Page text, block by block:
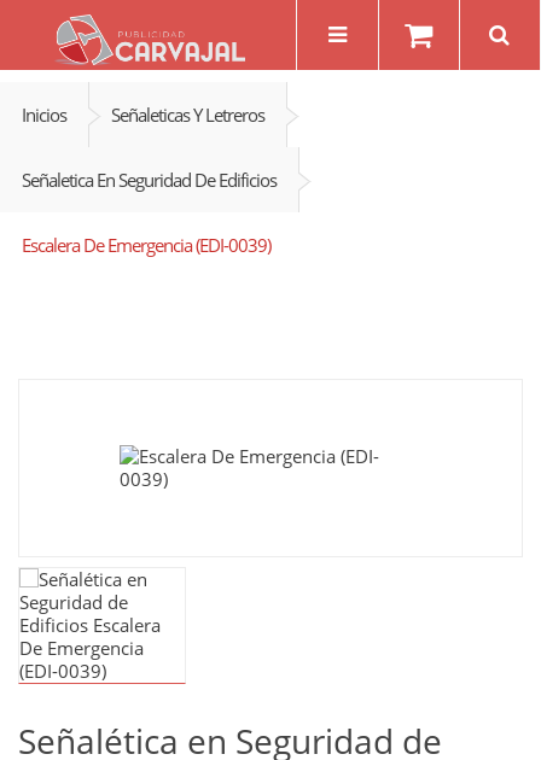
Inicios Señaleticas Y Letreros
Señaletica En Seguridad De Edificios
Escalera De Emergencia (EDI-0039)
Señalética en Seguridad de